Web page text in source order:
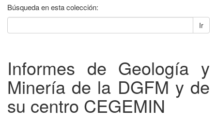
Búsqueda en esta colección:
Ir
Informes de Geología y
Minería de la DGFM y de
su centro CEGEMIN